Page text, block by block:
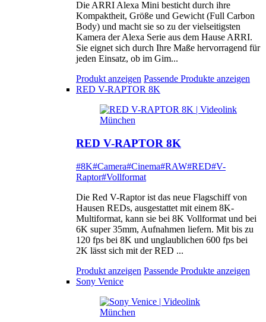
Die ARRI Alexa Mini besticht durch ihre
Kompaktheit, Größe und Gewicht (Full Carbon
Body) und macht sie so zu der vielseitigsten
Kamera der Alexa Serie aus dem Hause ARRI.
Sie eignet sich durch Ihre Maße hervorragend für
jeden Einsatz, ob im Gim...
Produkt anzeigen Passende Produkte anzeigen
RED V-RAPTOR 8K
RED V-RAPTOR 8K
#8K#Camera#Cinema#RAW#RED#V-
Raptor#Vollformat
Die Red V-Raptor ist das neue Flagschiff von
Hausen REDs, ausgestattet mit einem 8K-
Multiformat, kann sie bei 8K Vollformat und bei
6K super 35mm, Aufnahmen liefern. Mit bis zu
120 fps bei 8K und unglaublichen 600 fps bei
2K lässt sich mit der RED ...
Produkt anzeigen Passende Produkte anzeigen
Sony Venice